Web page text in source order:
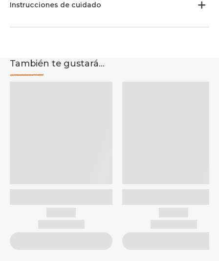
Instrucciones de cuidado
También te gustará...